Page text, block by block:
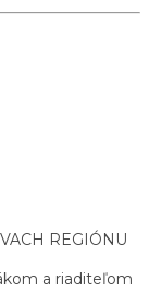
REGIÓNU
a riaditeľom